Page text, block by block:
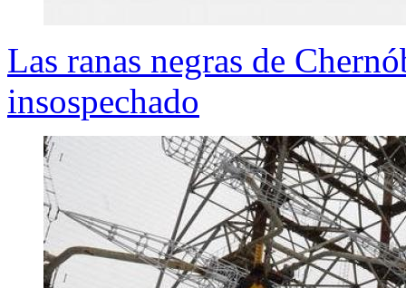
Las ranas negras de
insospechado